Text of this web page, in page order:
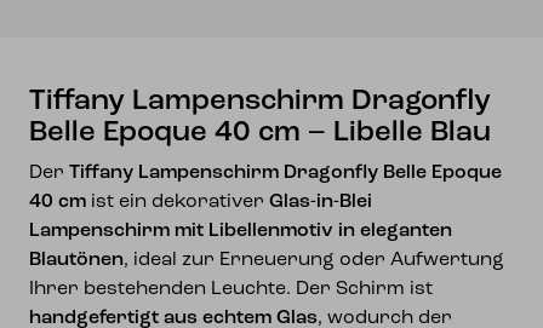
Tiffany Lampenschirm Dragonfly
Belle Epoque 40 cm – Libelle Blau
Der Tiffany Lampenschirm Dragonfly Belle Epoque
40 cm ist ein dekorativer Glas-in-Blei
Lampenschirm mit Libellenmotiv in eleganten
Blautönen, ideal zur Erneuerung oder Aufwertung
Ihrer bestehenden Leuchte. Der Schirm ist
handgefertigt aus echtem Glas, wodurch der